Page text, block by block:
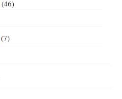
(46)
(7)